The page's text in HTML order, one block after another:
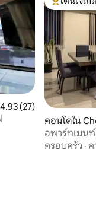
แนนเฉลี่ย 4.93 จาก 5,
4.93 (27)
โดนใจเกส
คอนโดใน
อพาร์ทเมนท์
ครอบครัว ·